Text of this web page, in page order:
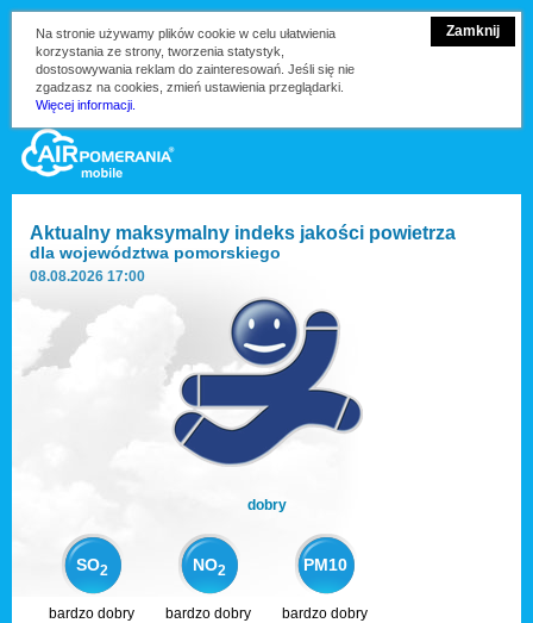
Zamknij
Na stronie używamy plików cookie w celu ułatwienia
korzystania ze strony, tworzenia statystyk,
dostosowywania reklam do zainteresowań. Jeśli się nie
zgadzasz na cookies, zmień ustawienia przeglądarki.
Więcej informacji.
Aktualny maksymalny indeks jakości powietrza
dla województwa pomorskiego
08.08.2026 17:00
dobry
SO2 NO2 PM10
bardzo dobry bardzo dobry bardzo dobry